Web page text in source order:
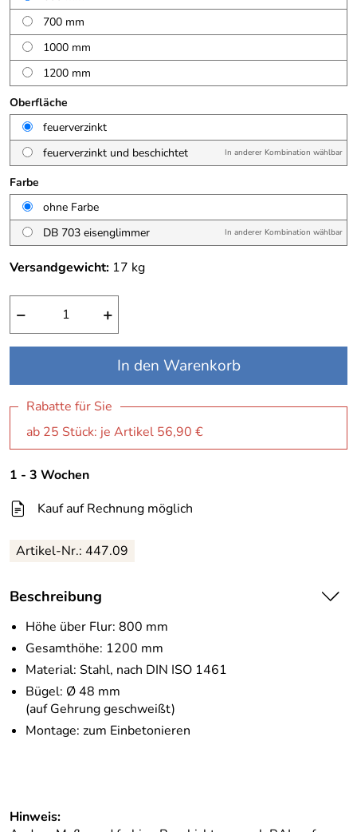
700 mm
1000 mm
1200 mm
Oberfläche
feuerverzinkt
feuerverzinkt und beschichtet
In anderer Kombination wählbar
Farbe
ohne Farbe
DB 703 eisenglimmer
In anderer Kombination wählbar
Versandgewicht: 17 kg
− +
In den Warenkorb
Rabatte für Sie
ab 25 Stück: je Artikel 56,90 €
1 - 3 Wochen
Kauf auf Rechnung möglich
Artikel-Nr.: 447.09
Beschreibung
Höhe über Flur: 800 mm
Gesamthöhe: 1200 mm
Material: Stahl, nach DIN ISO 1461
Bügel: Ø 48 mm
(auf Gehrung geschweißt)
Montage: zum Einbetonieren
Hinweis: